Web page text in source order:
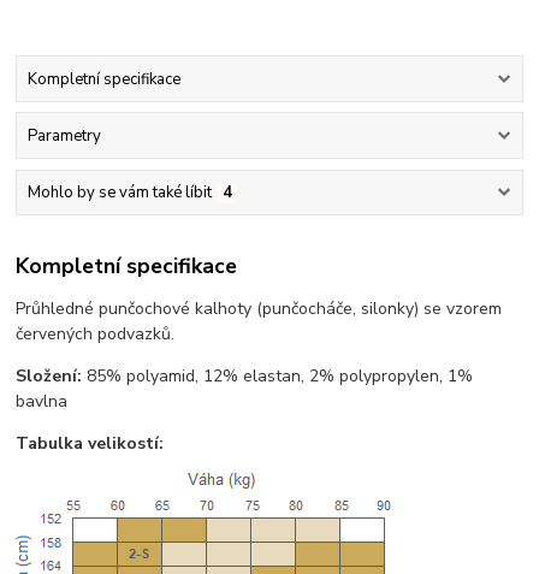
Kompletní specifikace
Parametry
Mohlo by se vám také líbit 4
Kompletní specifikace
Průhledné punčochové kalhoty (punčocháče, silonky) se vzorem
červených podvazků.
Složení: 85% polyamid, 12% elastan, 2% polypropylen, 1%
bavlna
Tabulka velikostí: